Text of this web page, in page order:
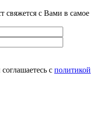
свяжется с Вами в самое
с политикой